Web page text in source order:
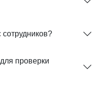
сотрудников?
проверки